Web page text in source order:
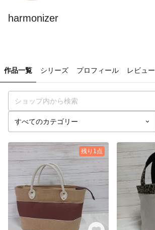
harmonizer
作品一覧 シリーズ プロフィール レビュー
残り1点